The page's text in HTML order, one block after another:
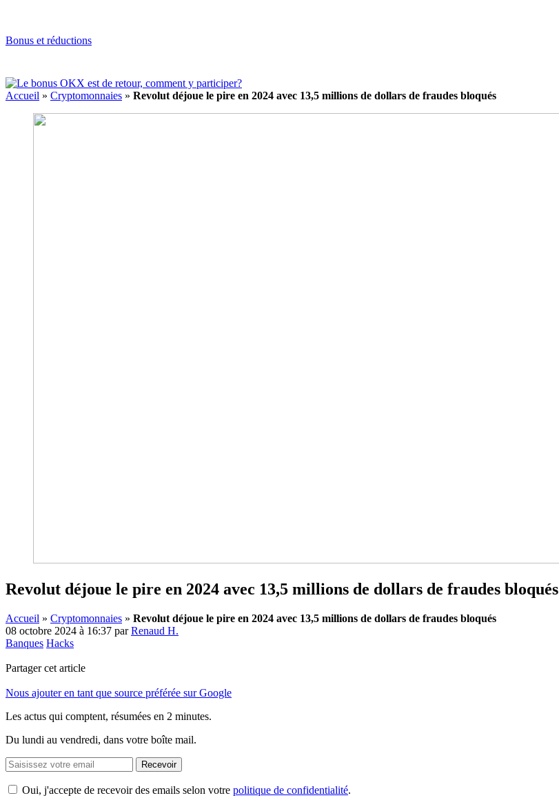
Bonus et réductions
Accueil » Cryptomonnaies » Revolut déjoue le pire en 2024 avec 13,5 millions de dollars de fraudes bloqués
Revolut déjoue le pire en 2024 avec 13,5 millions de dollars de fraudes bloqués
Accueil » Cryptomonnaies » Revolut déjoue le pire en 2024 avec 13,5 millions de dollars de fraudes bloqués
08 octobre 2024 à 16:37 parRenaud H.
Banques Hacks
Partager cet article
Nous ajouter en tant que source préférée sur Google
Les actus qui comptent, résumées en 2 minutes.
Du lundi au vendredi, dans votre boîte mail.
Recevoir
Oui, j'accepte de recevoir des emails selon votre politique de confidentialité.